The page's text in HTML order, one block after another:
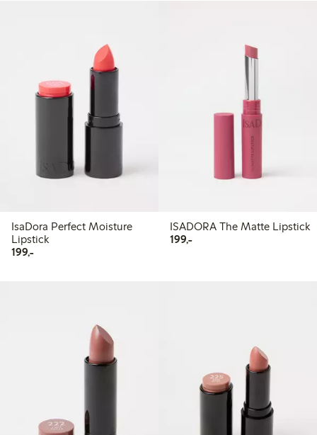
IsaDora Perfect Moisture
Lipstick
199,-199,00 kr
ISADORA The Matte Lipstick
199,-199,00 kr